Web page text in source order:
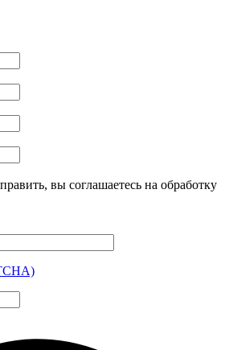
вы соглашаетесь на обработку